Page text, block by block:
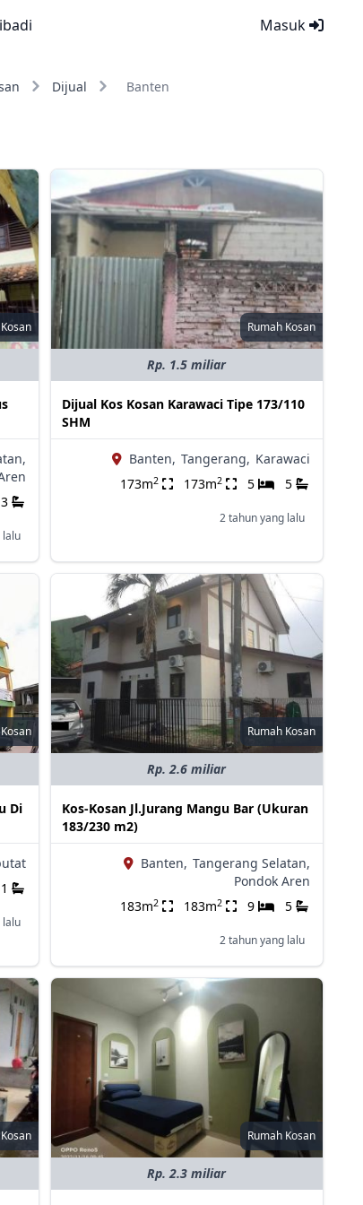
Masuk
Dijual Banten
3
lalu
Rumah Kosan
Rp. 1.5 miliar
Dijual Kos Kosan Karawaci Tipe 173/110
SHM
Banten, Tangerang, Karawaci
173m2 173m2 5 5
2 tahun yang lalu
Di
1
lalu
Rumah Kosan
Rp. 2.6 miliar
Kos-Kosan Jl.Jurang Mangu Bar (Ukuran
183/230 m2)
Banten, Tangerang Selatan,
Pondok Aren
183m2 183m2 9 5
2 tahun yang lalu
Rumah Kosan
Rp. 2.3 miliar